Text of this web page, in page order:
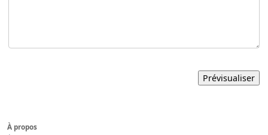
À propos